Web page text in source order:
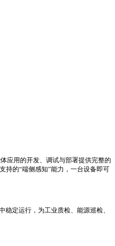
应用的开发、调试与部署提供完整的
持的“端侧感知”能力，一台设备即可
定运行，为工业质检、能源巡检、